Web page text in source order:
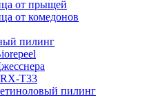
от прыщей
от комедонов
пилинг
T33
пилинг